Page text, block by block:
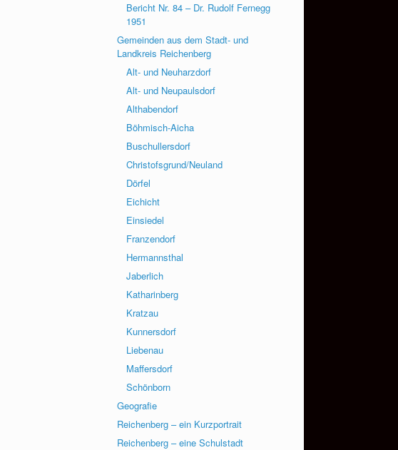
Bericht Nr. 84 – Dr. Rudolf Fernegg
1951
Gemeinden aus dem Stadt- und
Landkreis Reichenberg
Alt- und Neuharzdorf
Alt- und Neupaulsdorf
Althabendorf
Böhmisch-Aicha
Buschullersdorf
Christofsgrund/Neuland
Dörfel
Eichicht
Einsiedel
Franzendorf
Hermannsthal
Jaberlich
Katharinberg
Kratzau
Kunnersdorf
Liebenau
Maffersdorf
Schönborn
Geografie
Reichenberg – ein Kurzportrait
Reichenberg – eine Schulstadt